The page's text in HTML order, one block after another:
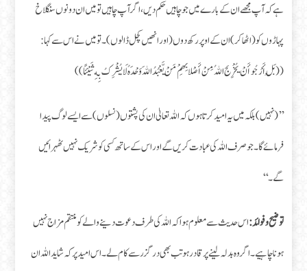
ہے کہ آپ مجھے ان کے بارے میں جو چاہیں حکم دیں، اگر آپ چاہیں تو میں ان دونوں سنگلاخ
پہاڑوں کو (اٹھا کر) ان کے اوپر رکھ دوں (اور انھیں کچل ڈالوں)۔ تو میں نے اس سے کہا:
((بَلْ أَرْجُو أَنْ يُخْرِجَ اللهُ مِنْ أَصْلابِهِمْ مَنْ يَّعْبُدُ اللهَ وَحْدَهُ لَا يُشْرِكُ بِهِ شَيْئًا))
’’(نہیں) بلکہ میں یہ امید کرتا ہوں کہ اللہ تعالیٰ ان کی پشتوں (نسلوں) سے ایسے لوگ پیدا
فرمائے گا۔ جو صرف اللہ کی عبادت کریں گے اور اس کے ساتھ کسی کو شریک نہیں ٹھہرائیں
گے۔‘‘
توضیح و فوائد:اس حدیث سے معلوم ہوا کہ اللہ کی طرف دعوت دینے والے کو منتقم مزاج نہیں
ہونا چاہیے۔ اگر وہ بدلہ لینے پر قادر ہو تب بھی درگزر سے کام لے۔ اس امید پر کہ شاید اللہ ان